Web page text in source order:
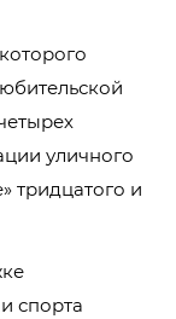
уличного
тридцатого и
спорта